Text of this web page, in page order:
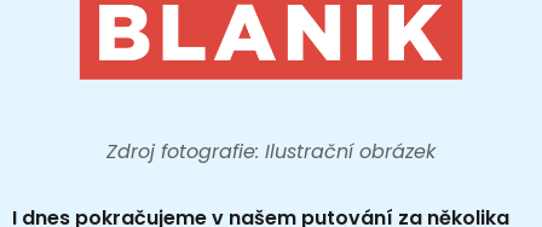
Zdroj fotografie: Ilustrační obrázek
I dnes pokračujeme v našem putování za několika